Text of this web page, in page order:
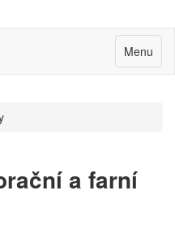
Menu
a farní